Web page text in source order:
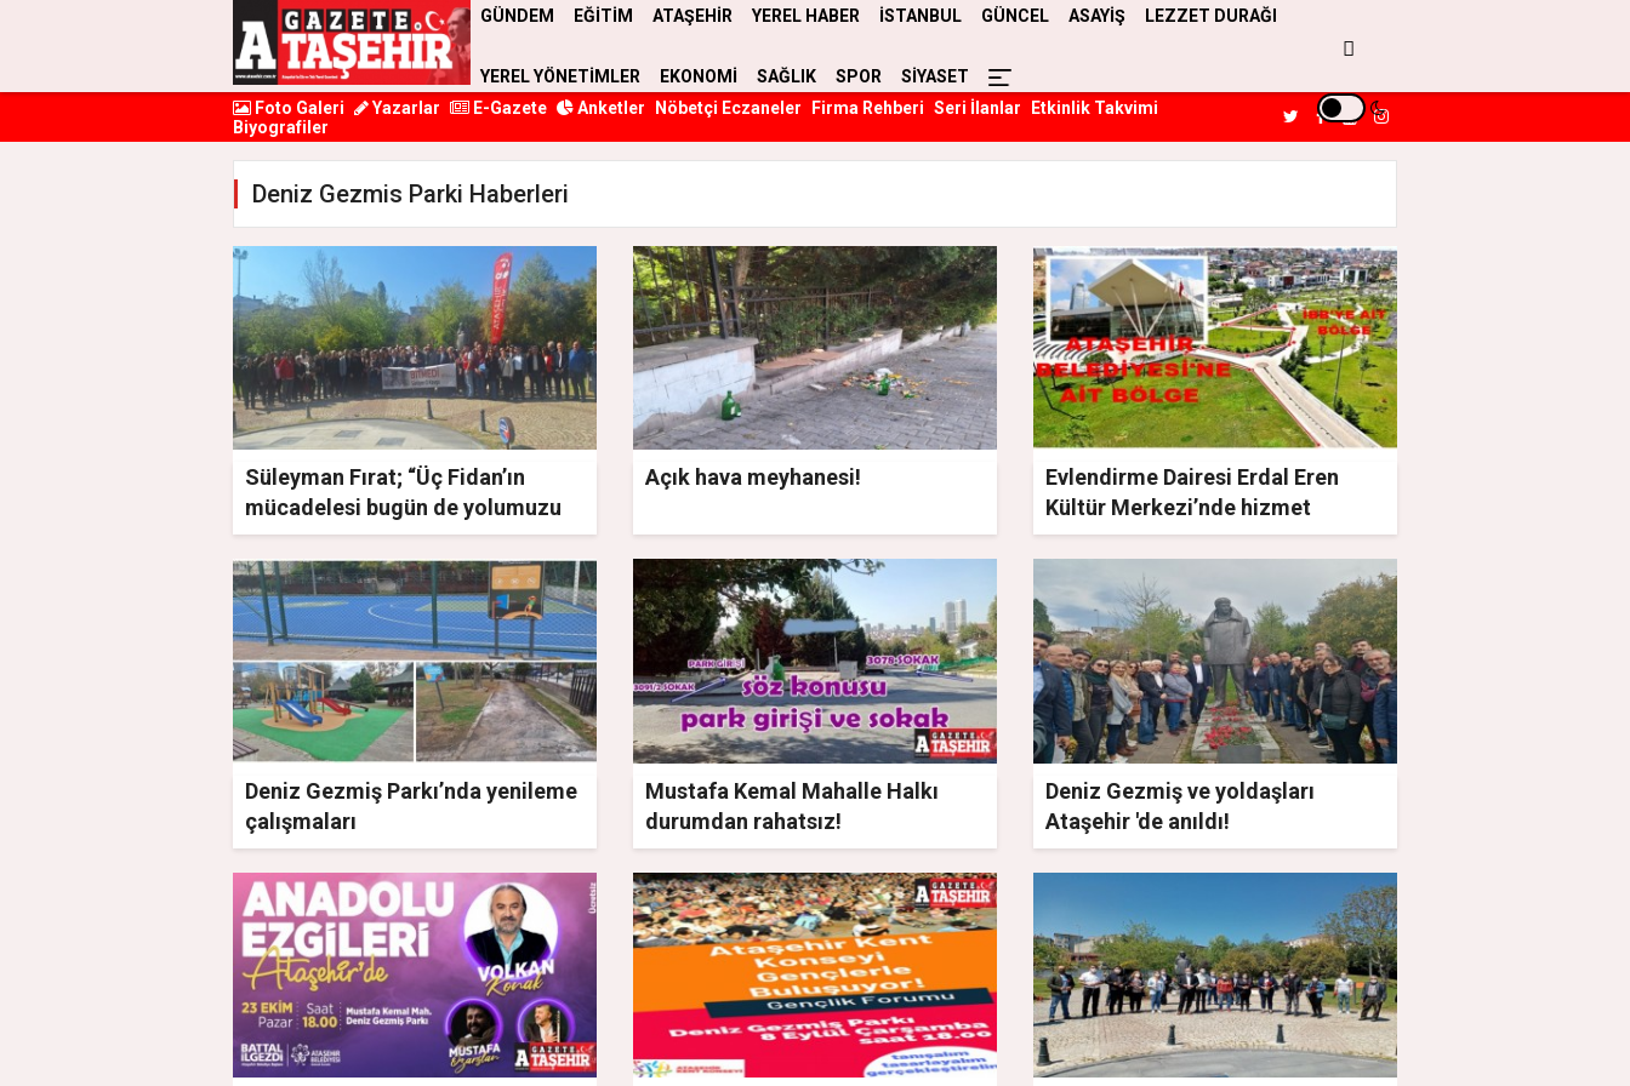
GÜNDEM EĞİTİM ATAŞEHİR YEREL HABER İSTANBUL GÜNCEL ASAYİŞ LEZZET DURAĞI
YEREL YÖNETİMLER EKONOMİ SAĞLIK SPOR
SİYASET
Foto Galeri
Yazarlar E-Gazete Anketler Nöbetçi Eczaneler Firma Rehberi Seri İlanlar
Etkinlik Takvimi
Biyografiler
Deniz Gezmis Parki Haberleri
Süleyman Fırat; “Üç Fidan’ın
mücadelesi bugün de yolumuzu
aydınlatıyor”
Açık hava meyhanesi!
Evlendirme Dairesi Erdal Eren
Kültür Merkezi’nde hizmet
verecek
Deniz Gezmiş Parkı’nda yenileme
çalışmaları
Mustafa Kemal Mahalle Halkı
durumdan rahatsız!
Deniz Gezmiş ve yoldaşları
Ataşehir 'de anıldı!